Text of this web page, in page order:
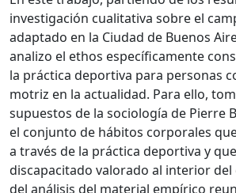
investigación cualitativa sobre el
adaptado en la Ciudad de Buenos
analizo el ethos específicamente
la práctica deportiva para personas
motriz en la actualidad. Para ello,
supuestos de la sociología de Pierre
el conjunto de hábitos corporales
a través de la práctica deportiva y
discapacitado valorado al interior
del análisis del material empírico